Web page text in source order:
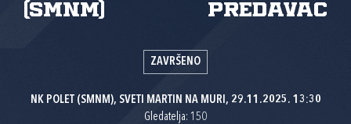
(SMnM)
Predavac
ZAVRŠENO
NK POLET (SMNM), SVETI MARTIN NA MURI, 29.11.2025. 13:30
Gledatelja: 150